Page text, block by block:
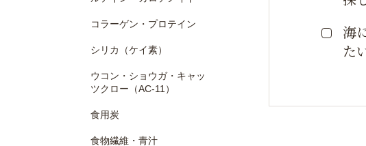
コラーゲン・プロテイン
シリカ（ケイ素）
ウコン・ショウガ・キャッ
ツクロー（AC-11）
食用炭
食物繊維・青汁
海
た